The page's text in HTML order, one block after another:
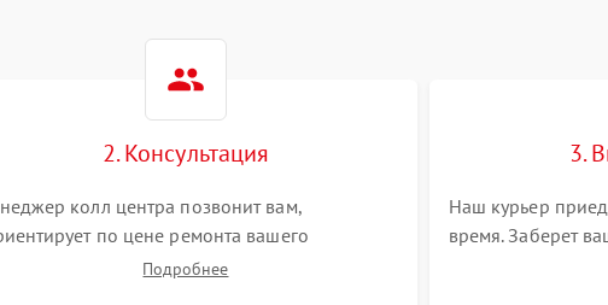
2. Консультация
колл центра позвонит вам,
по цене ремонта вашего
нивелира а также ответит на все
Подробнее
3.
Наш курьер
время. Заберет
привезет на